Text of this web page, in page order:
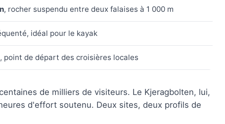
, rocher suspendu entre deux falaises à 1 000 m
idéal pour le kayak
point de départ des croisières locales
de milliers de visiteurs. Le Kjeragbolten, lui,
d'effort soutenu. Deux sites, deux profils de